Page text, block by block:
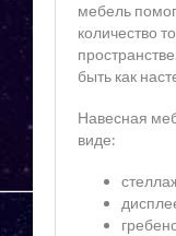
мебель
количество
быть как
Навесная
виде: